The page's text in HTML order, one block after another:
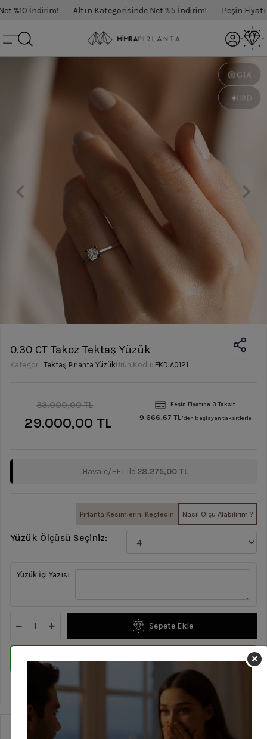
İndirim! Altın Kategorisinde Net %5 İndirim! Peşin Fiyatına
0.30 CT Takoz Tektaş Yüzük
Kategori: Tektaş Pırlanta YüzükÜrün Kodu: FKDIA0121
33.000,00 TL
29.000,00 TL
Peşin Fiyatına 3 Taksit
9.666,67 TL'den başlayan taksitlerle
Havale/EFT ile 28.275,00 TL
Pırlanta Kesimlerini Keşfedin Nasıl Ölçü Alabilirim ?
Yüzük Ölçüsü Seçiniz:
Yüzük İçi Yazısı
Sepete Ekle
WHATSAPP İLE SİPARİŞ VER
En geç 15 Ağustos Cumartesi günü kargoda!
Ürün Özellikleri